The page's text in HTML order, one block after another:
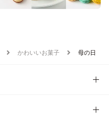
かわいいお菓子 母の日